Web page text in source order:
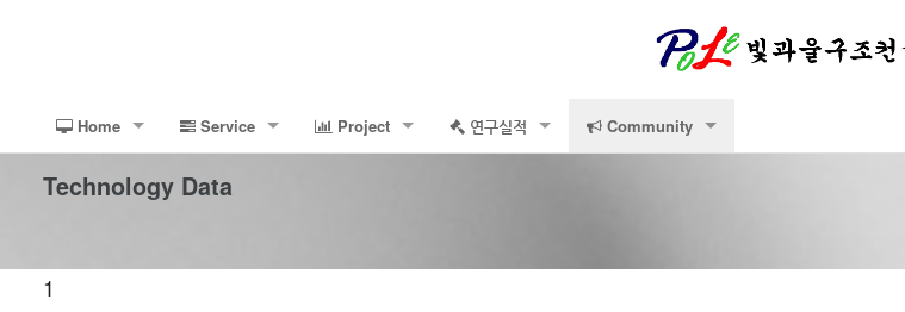
Home
대표이사
학력
Service
건축구조설계
Project 연구실적 Community
Technology Data
1